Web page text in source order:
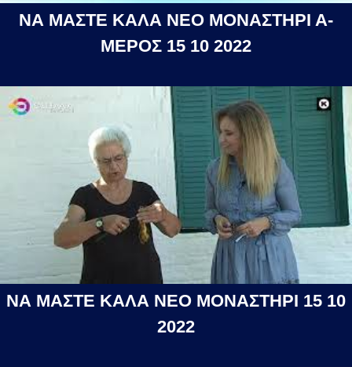
ΝΑ ΜΑΣΤΕ ΚΑΛΑ ΝΕΟ ΜΟΝΑΣΤΗΡΙ Α-
ΜΕΡΟΣ 15 10 2022
ΝΑ ΜΑΣΤΕ ΚΑΛΑ ΝΕΟ ΜΟΝΑΣΤΗΡΙ 15 10
2022